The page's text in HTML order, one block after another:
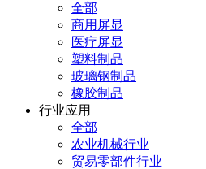
全部
商用屏显
医疗屏显
塑料制品
玻璃钢制品
橡胶制品
行业应用
全部
农业机械行业
贸易零部件行业